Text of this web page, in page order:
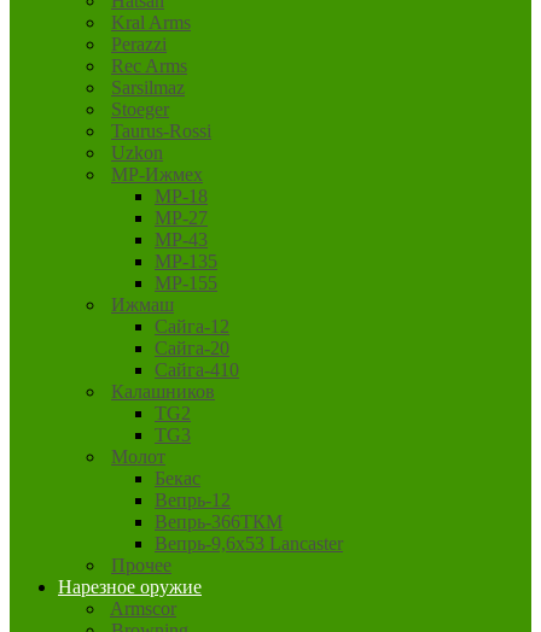
Kral Arms
Perazzi
Rec Arms
Sarsilmaz
Stoeger
Taurus-Rossi
Uzkon
MP-Ижмех
MP-18
MP-27
MP-43
MP-135
MP-155
Ижмаш
Сайга-12
Сайга-20
Сайга-410
Калашников
TG2
TG3
Молот
Бекас
Вепрь-12
Вепрь-366ТКМ
Вепрь-9,6х53 Lancaster
Прочее
Нарезное оружие
Armscor